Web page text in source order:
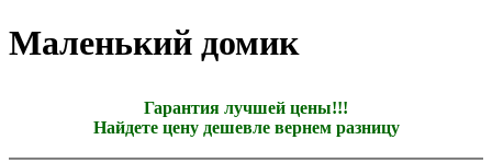
Маленький домик
Гарантия лучшей цены!!!
Найдете цену дешевле вернем разницу